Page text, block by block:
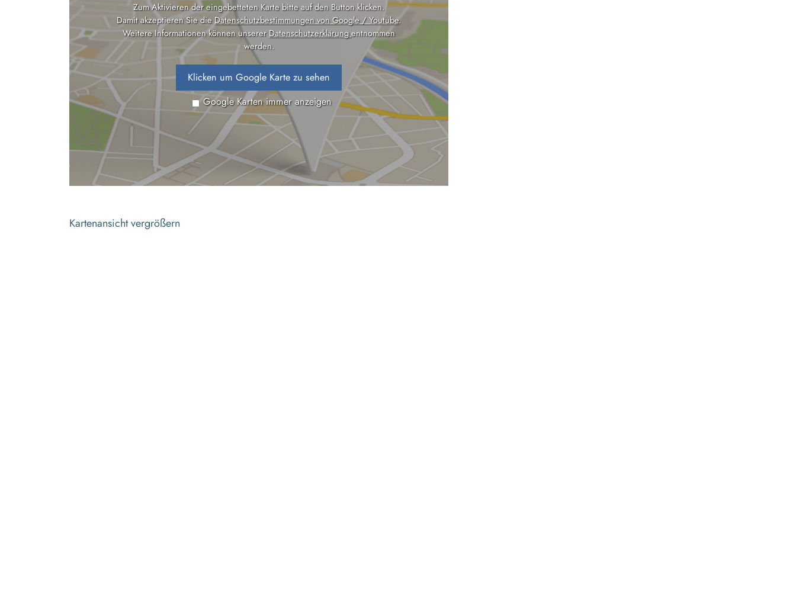
Zum Aktivieren der eingebetteten Karte bitte auf den Button klicken.
Damit akzeptieren Sie dieDatenschutzbestimmungen von Google / Youtube.
Weitere Informationen können unsererDatenschutzerklärungentnommen
werden.
Klicken um Google Karte zu sehen
Google Karten immer anzeigen
Kartenansicht vergrößern